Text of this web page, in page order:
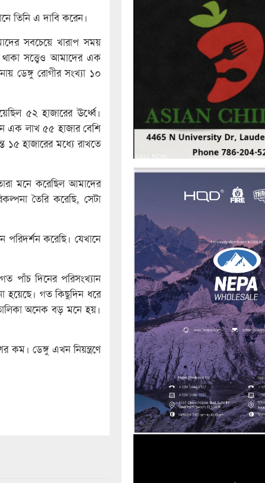
তিনি এ দাবি করেন।
সবচেয়ে খারাপ সময়
সত্ত্বেও আমাদের এক
ডেঙ্গু রোগীর সংখ্যা ১০
৫২ হাজারের ঊর্ধ্বে।
এক লাখ ৫৫ হাজার বেশি
১৫ হাজারের মধ্যে রাখতে
মনে করেছিল আমাদের
তৈরি করেছি, সেটা
করেছি। যেখানে
পাঁচ দিনের পরিসংখ্যান
হয়েছে। গত কিছুদিন ধরে
অনেক বড় মনে হয়।
কম। ডেঙ্গু এখন নিয়ন্ত্রণে